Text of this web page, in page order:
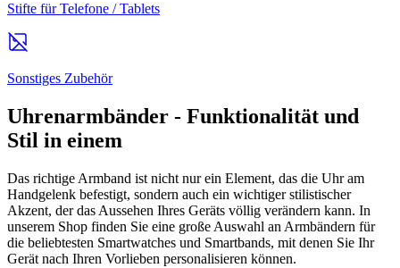
Stifte für Telefone / Tablets
Sonstiges Zubehör
Uhrenarmbänder - Funktionalität und
Stil in einem
Das richtige Armband ist nicht nur ein Element, das die Uhr am
Handgelenk befestigt, sondern auch ein wichtiger stilistischer
Akzent, der das Aussehen Ihres Geräts völlig verändern kann. In
unserem Shop finden Sie eine große Auswahl an Armbändern für
die beliebtesten Smartwatches und Smartbands, mit denen Sie Ihr
Gerät nach Ihren Vorlieben personalisieren können.